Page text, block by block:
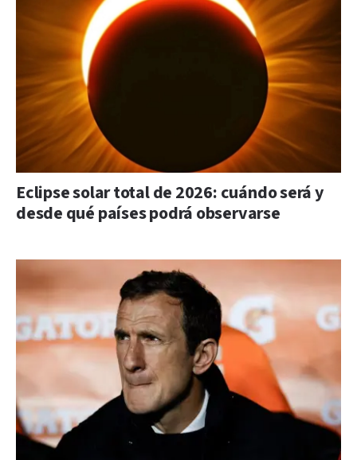
Eclipse solar total de 2026: cuándo será y
desde qué países podrá observarse